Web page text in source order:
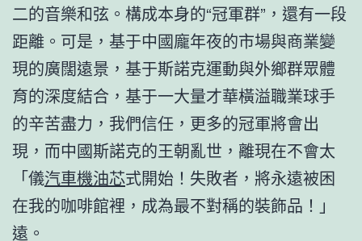
二的音樂和弦。構成本身的“冠軍群”，還有一段
距離。可是，基于中國龐年夜的市場與商業變
現的廣闊遠景，基于斯諾克運動與外鄉群眾體
育的深度結合，基于一大量才華橫溢職業球手
的辛苦盡力，我們信任，更多的冠軍將會出
現，而中國斯諾克的王朝亂世，離現在不會太
「儀汽車機油芯式開始！失敗者，將永遠被困
在我的咖啡館裡，成為最不對稱的裝飾品！」
遠。